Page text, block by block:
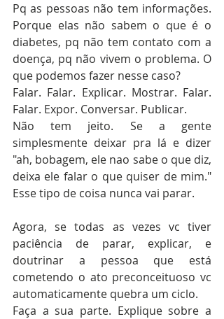
Pq as pessoas não tem informações.
Porque elas não sabem o que é o
diabetes, pq não tem contato com a
doença, pq não vivem o problema. O
que podemos fazer nesse caso?
Falar. Falar. Explicar. Mostrar. Falar.
Falar. Expor. Conversar. Publicar.
Não tem jeito. Se a gente
simplesmente deixar pra lá e dizer
"ah, bobagem, ele nao sabe o que diz,
deixa ele falar o que quiser de mim."
Esse tipo de coisa nunca vai parar.
Agora, se todas as vezes vc tiver
paciência de parar, explicar, e
doutrinar a pessoa que está
cometendo o ato preconceituoso vc
automaticamente quebra um ciclo.
Faça a sua parte. Explique sobre a